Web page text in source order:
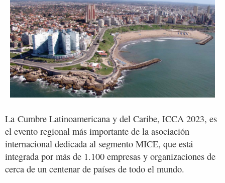
La Cumbre Latinoamericana y del Caribe, ICCA 2023, es
el evento regional más importante de la asociación
internacional dedicada al segmento MICE, que está
integrada por más de 1.100 empresas y organizaciones de
cerca de un centenar de países de todo el mundo.